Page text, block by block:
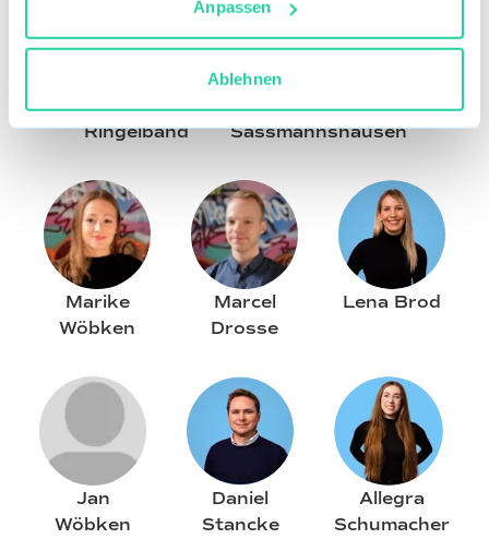
Anpassen
Ablehnen
Olaf
Ringelband
Michael
Sassmannshausen
Marike
Wöbken
Marcel
Drosse
Lena Brod
Jan
Wöbken
Daniel
Stancke
Allegra
Schumacher